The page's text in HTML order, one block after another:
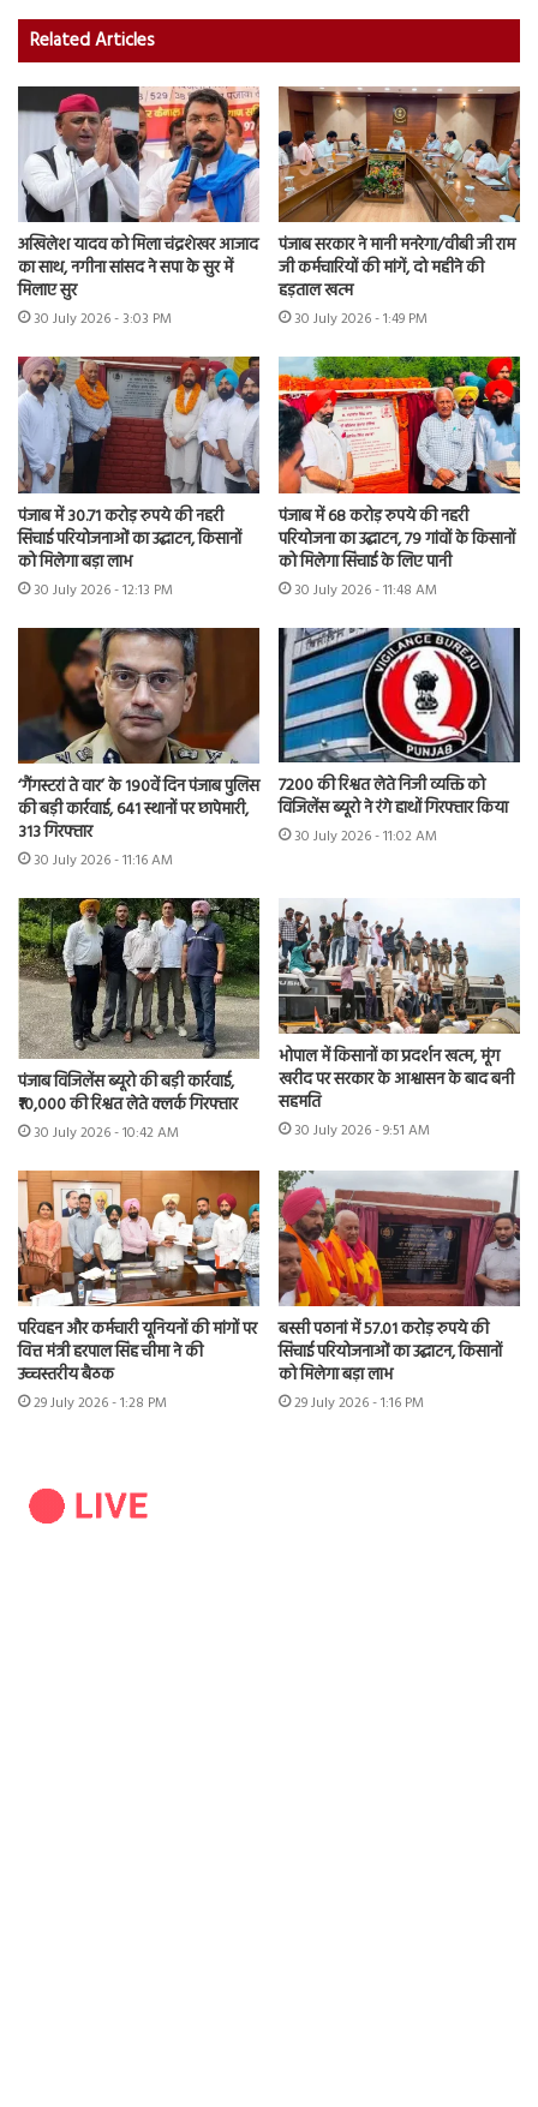
Related Articles
अखिलेश यादव को मिला चंद्रशेखर आजाद
का साथ, नगीना सांसद ने सपा के सुर में
मिलाए सुर
30 July 2026 - 3:03 PM
पंजाब सरकार ने मानी मनरेगा/वीबी जी राम
जी कर्मचारियों की मांगें, दो महीने की
हड़ताल खत्म
30 July 2026 - 1:49 PM
पंजाब में 30.71 करोड़ रुपये की नहरी
सिंचाई परियोजनाओं का उद्घाटन, किसानों
को मिलेगा बड़ा लाभ
30 July 2026 - 12:13 PM
पंजाब में 68 करोड़ रुपये की नहरी
परियोजना का उद्घाटन, 79 गांवों के किसानों
को मिलेगा सिंचाई के लिए पानी
30 July 2026 - 11:48 AM
‘गैंगस्टरां ते वार’ के 190वें दिन पंजाब पुलिस
की बड़ी कार्रवाई, 641 स्थानों पर छापेमारी,
313 गिरफ्तार
30 July 2026 - 11:16 AM
7200 की रिश्वत लेते निजी व्यक्ति को
विजिलेंस ब्यूरो ने रंगे हाथों गिरफ्तार किया
30 July 2026 - 11:02 AM
पंजाब विजिलेंस ब्यूरो की बड़ी कार्रवाई,
₹10,000 की रिश्वत लेते क्लर्क गिरफ्तार
30 July 2026 - 10:42 AM
भोपाल में किसानों का प्रदर्शन खत्म, मूंग
खरीद पर सरकार के आश्वासन के बाद बनी
सहमति
30 July 2026 - 9:51 AM
परिवहन और कर्मचारी यूनियनों की मांगों पर
वित्त मंत्री हरपाल सिंह चीमा ने की
उच्चस्तरीय बैठक
29 July 2026 - 1:28 PM
बस्सी पठानां में 57.01 करोड़ रुपये की
सिंचाई परियोजनाओं का उद्घाटन, किसानों
को मिलेगा बड़ा लाभ
29 July 2026 - 1:16 PM